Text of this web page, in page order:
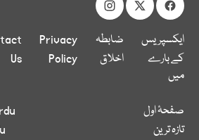
ایکسپریس
کے بارے
میں
ضابطہ
اخلاق
Privacy
Policy
Us
صفحۂ اول
تازہ ترین